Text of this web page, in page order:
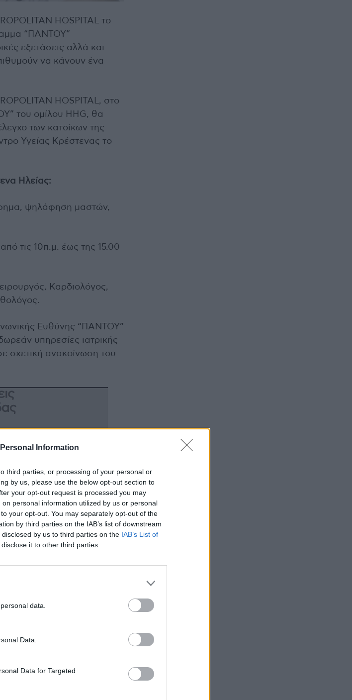
Information
third parties, or processing of your personal or
by us, please use the below opt-out section to
your opt-out request is processed you may
personal information utilized by us or personal
your opt-out. You may separately opt-out of the
by third parties on the IAB’s list of downstream
by us to third parties on the IAB’s List of
it to other third parties.
data.
Data.
Data for Targeted
HOSPITAL το
“ΠΑΝΤΟΥ”
εξετάσεις αλλά και
να κάνουν ένα
HOSPITAL, στο
του ομίλου HHG, θα
των κατοίκων της
Υγείας Κρέστενας το
Ηλείας:
ψηλάφηση μαστών,
τις 10π.μ. έως της 15.00
Καρδιολόγος,
Ευθύνης “ΠΑΝΤΟΥ”
υπηρεσίες ιατρικής
σχετική ανακοίνωση του